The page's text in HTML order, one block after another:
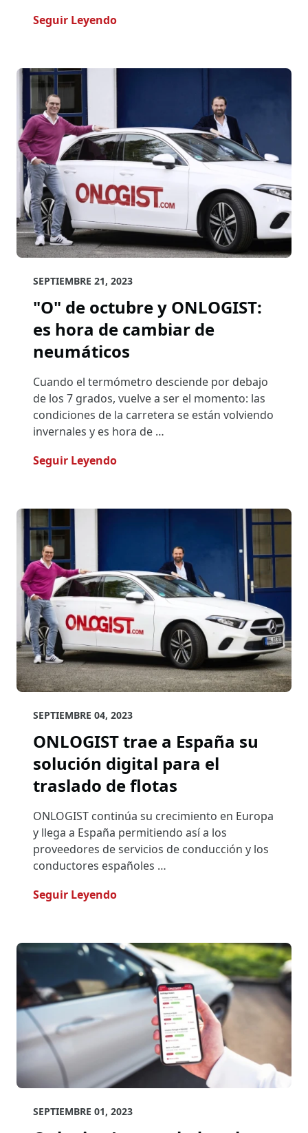
Seguir Leyendo- O A O Con O
SEPTIEMBRE 21, 2023
"O" de octubre y ONLOGIST:
es hora de cambiar de
neumáticos
Cuando el termómetro desciende por debajo
de los 7 grados, vuelve a ser el momento: las
condiciones de la carretera se están volviendo
invernales y es hora de …
Seguir Leyendo- "O" De Octubre Y ONLOGIST: Es
SEPTIEMBRE 04, 2023
ONLOGIST trae a España su
solución digital para el
traslado de flotas
ONLOGIST continúa su crecimiento en Europa
y llega a España permitiendo así a los
proveedores de servicios de conducción y los
conductores españoles …
Seguir Leyendo- ONLOGIST Trae A España Su
SEPTIEMBRE 01, 2023